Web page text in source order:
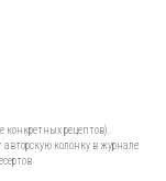
рецептов).
колонку в журнале